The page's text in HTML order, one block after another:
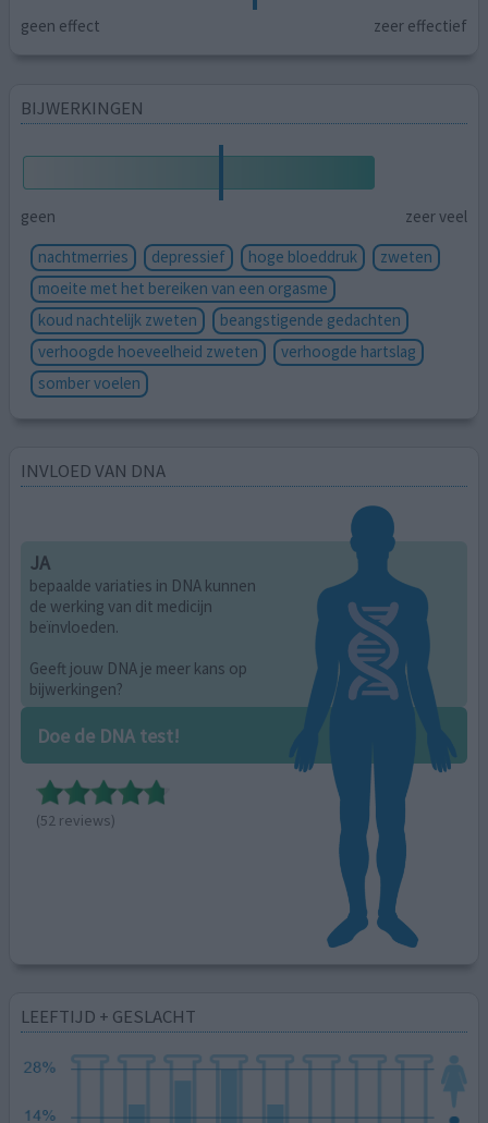
geen effect zeer effectief
BIJWERKINGEN
geen
zeer veel
nachtmerries
depressief hoge bloeddruk
zweten
moeite met het bereiken van een orgasme
koud nachtelijk zweten
beangstigende gedachten
verhoogde hoeveelheid zweten
verhoogde hartslag
somber voelen
INVLOED VAN DNA
JA
bepaalde variaties in DNA kunnen
de werking van dit medicijn
beïnvloeden.
Geeft jouw DNA je meer kans op
bijwerkingen?
Doe de DNA test!
(52 reviews)
LEEFTIJD + GESLACHT